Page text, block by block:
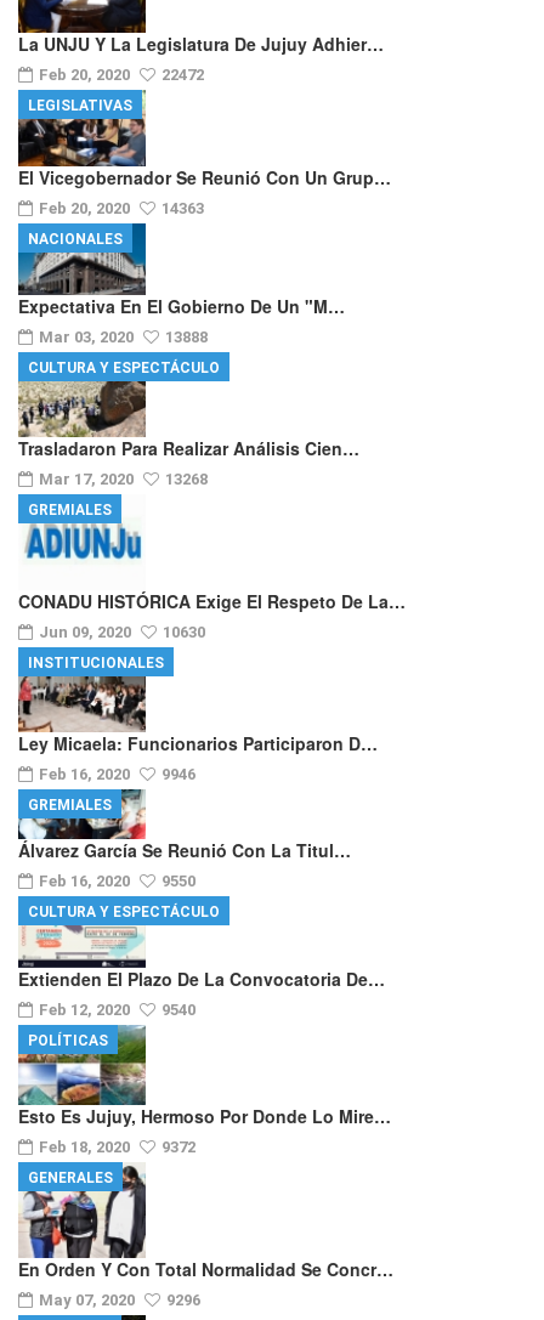
La UNJU Y La Legislatura De Jujuy Adhier…
Feb 20, 2020 22472
El Vicegobernador Se Reunió Con Un Grup…
Feb 20, 2020 14363
LEGISLATIVAS
Expectativa En El Gobierno De Un "m…
Mar 03, 2020 13888
NACIONALES
Trasladaron Para Realizar Análisis Cien…
Mar 17, 2020 13268
CULTURA Y ESPECTÁCULO
CONADU HISTÓRICA Exige El Respeto De La…
Jun 09, 2020 10630
GREMIALES
Ley Micaela: Funcionarios Participaron D…
Feb 16, 2020 9946
INSTITUCIONALES
Álvarez García Se Reunió Con La Titul…
Feb 16, 2020 9550
GREMIALES
Extienden El Plazo De La Convocatoria De…
Feb 12, 2020 9540
CULTURA Y ESPECTÁCULO
Esto Es Jujuy, Hermoso Por Donde Lo Mire…
Feb 18, 2020 9372
POLÍTICAS
En Orden Y Con Total Normalidad Se Concr…
May 07, 2020 9296
GENERALES